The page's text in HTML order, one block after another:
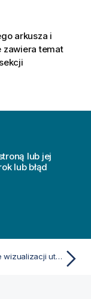
arkusza i
zawiera temat
lub jej
lub błąd
Edytowanie wizualizacji utworzonych przez Wnioski